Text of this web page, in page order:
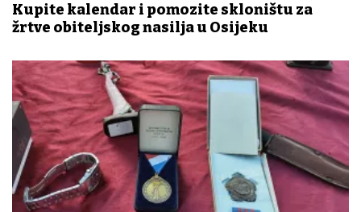
Kupite kalendar i pomozite skloništu za
žrtve obiteljskog nasilja u Osijeku